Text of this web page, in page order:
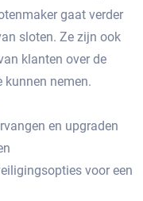
gaat verder
sloten.​ Ze zijn ook
klanten over de
kunnen nemen.
en upgraden
voor een